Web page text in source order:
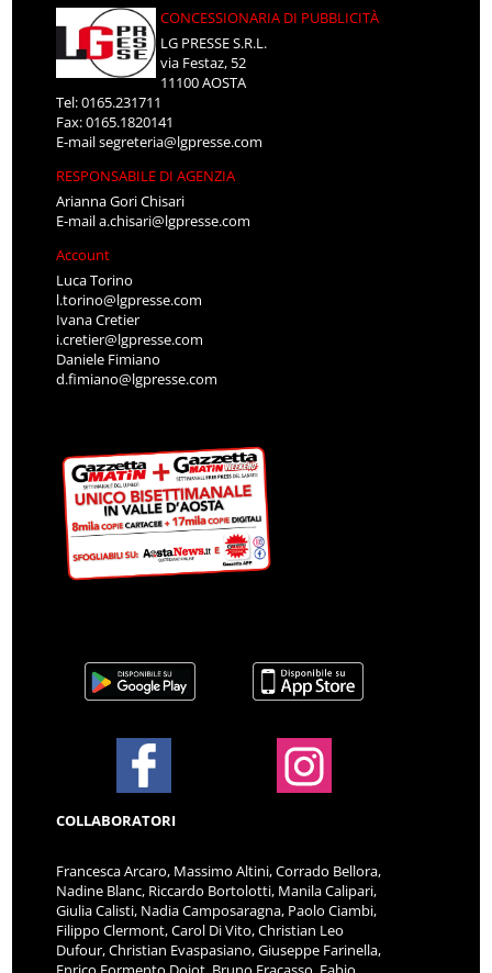
CONCESSIONARIA DI PUBBLICITÀ
LG PRESSE S.R.L.
via Festaz, 52
11100 AOSTA
Tel: 0165.231711
Fax: 0165.1820141
E-mailsegreteria@lgpresse.com
RESPONSABILE DI AGENZIA
Arianna Gori Chisari
E-maila.chisari@lgpresse.com
Account
Luca Torino
l.torino@lgpresse.com
Ivana Cretier
i.cretier@lgpresse.com
Daniele Fimiano
d.fimiano@lgpresse.com
COLLABORATORI
Francesca Arcaro, Massimo Altini, Corrado Bellora,
Nadine Blanc, Riccardo Bortolotti, Manila Calipari,
Giulia Calisti, Nadia Camposaragna, Paolo Ciambi,
Filippo Clermont, Carol Di Vito, Christian Leo
Dufour, Christian Evaspasiano, Giuseppe Farinella,